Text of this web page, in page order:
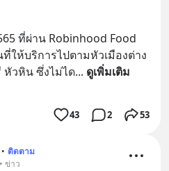
ที่ผ่าน Robinhood Food
ให้บริการไปตามหัวเมืองต่าง
หัวหิน ซึ่งไม่ได... ดูเพิ่มเติม
43 2 53
• ติดตาม
ข่าว